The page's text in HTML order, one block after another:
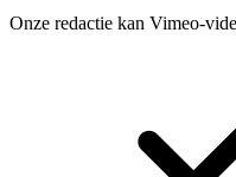
Onze redactie kan Vimeo-